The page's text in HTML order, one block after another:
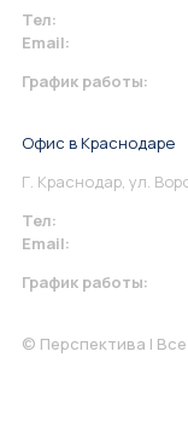
Тел:
Email:
График работы:
Офис в Краснодаре
Г. Краснодар, ул.
Тел:
Email:
График работы:
© Перспектива |